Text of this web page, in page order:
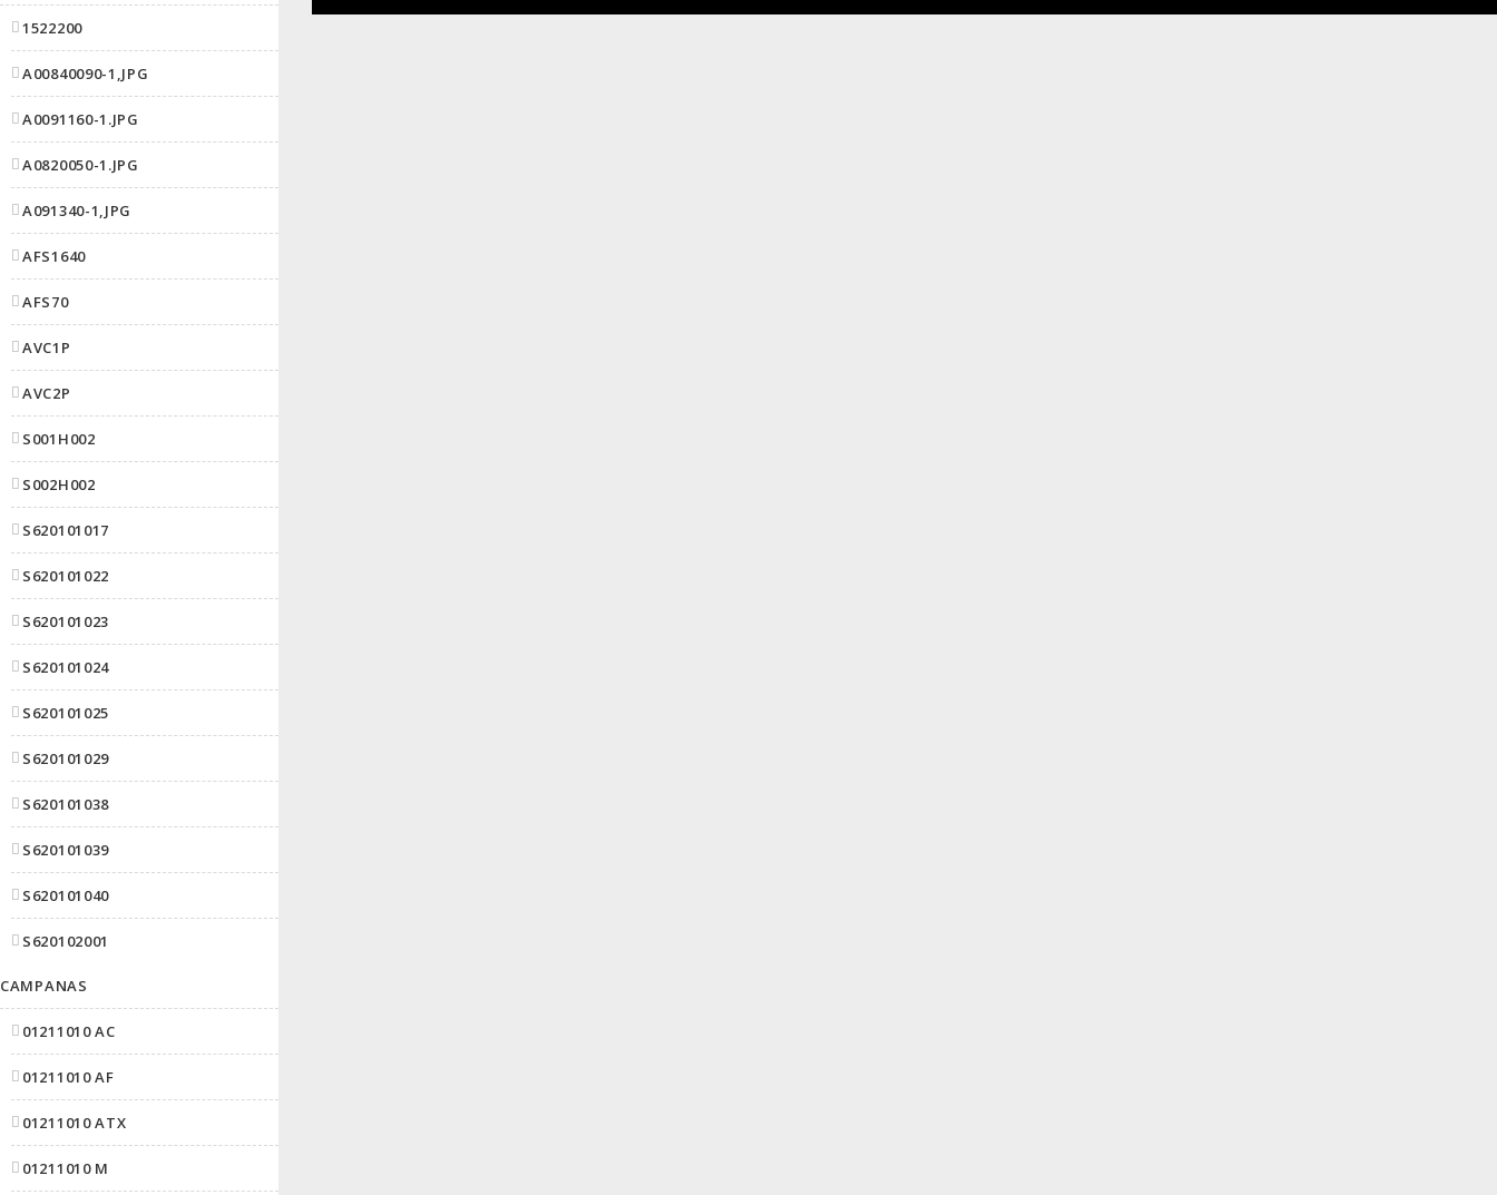
1522200
A00840090-1,JPG
A0091160-1.JPG
A0820050-1.JPG
A091340-1,JPG
AFS1640
AFS70
AVC1P
AVC2P
S001H002
S002H002
S620101017
S620101022
S620101023
S620101024
S620101025
S620101029
S620101038
S620101039
S620101040
S620102001
CAMPANAS
01211010 AC
01211010 AF
01211010 ATX
01211010 M